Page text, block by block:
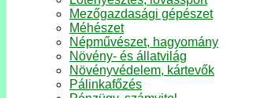
Mezőgazdasági gépészet
Méhészet
Népművészet, hagyomány
Növény- és állatvilág
Növényvédelem, kártevők
Pálinkafőzés